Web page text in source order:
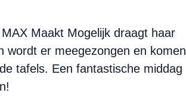
Maakt Mogelijk draagt haar
wordt er meegezongen en komen
tafels. Een fantastische middag